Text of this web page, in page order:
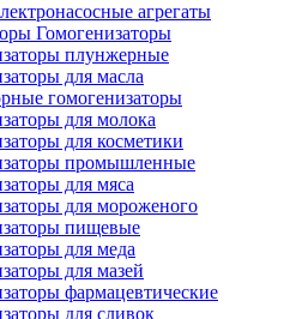
агрегаты
Гомогенизаторы
плунжерные
для масла
гомогенизаторы
для молока
для косметики
промышленные
для мяса
для мороженого
пищевые
для меда
для мазей
фармацевтические
для сливок